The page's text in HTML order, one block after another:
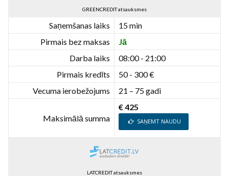
GREENCREDIT atsauksmes
Saņemšanas laiks
15 min
Pirmais bez maksas
Jā
Darba laiks
08:00 - 21:00
Pirmais kredīts
50 - 300 €
Vecuma ierobežojums
21 – 75 gadi
Maksimālā summa
€ 425
SAŅEMT NAUDU
LATCREDIT atsauksmes